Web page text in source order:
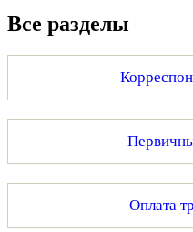
Все разделы
Оплата